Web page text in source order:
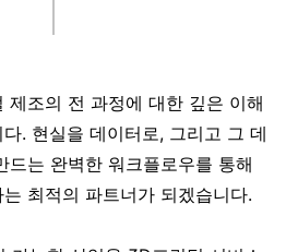
제조의 전 과정에 대한 깊은 이해
. 현실을 데이터로, 그리고 그 데
드는 완벽한 워크플로우를 통해
최적의 파트너가 되겠습니다.